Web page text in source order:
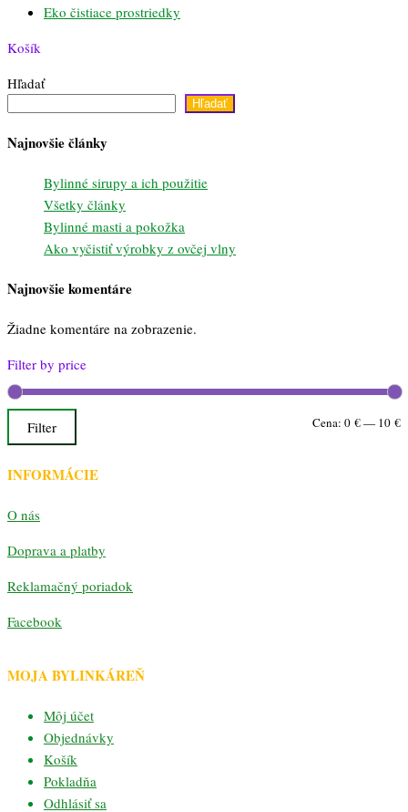
Eko čistiace prostriedky
Košík
Hľadať
Hľadať
Najnovšie články
Bylinné sirupy a ich použitie
Všetky články
Bylinné masti a pokožka
Ako vyčistiť výrobky z ovčej vlny
Najnovšie komentáre
Žiadne komentáre na zobrazenie.
Filter by price
Filter Cena: 0 €— 10 €
INFORMÁCIE
O nás
Doprava a platby
Reklamačný poriadok
Facebook
MOJA BYLINKÁREŇ
Môj účet
Objednávky
Košík
Pokladňa
Odhlásiť sa